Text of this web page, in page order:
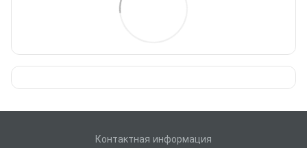
Контактная информация